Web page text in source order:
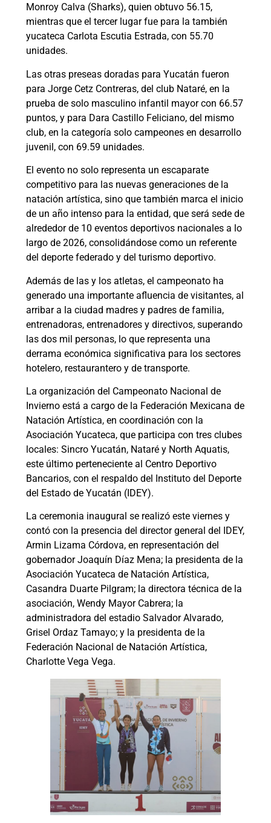
Monroy Calva (Sharks), quien obtuvo 56.15,
mientras que el tercer lugar fue para la también
yucateca Carlota Escutia Estrada, con 55.70
unidades.
Las otras preseas doradas para Yucatán fueron
para Jorge Cetz Contreras, del club Nataré, en la
prueba de solo masculino infantil mayor con 66.57
puntos, y para Dara Castillo Feliciano, del mismo
club, en la categoría solo campeones en desarrollo
juvenil, con 69.59 unidades.
El evento no solo representa un escaparate
competitivo para las nuevas generaciones de la
natación artística, sino que también marca el inicio
de un año intenso para la entidad, que será sede de
alrededor de 10 eventos deportivos nacionales a lo
largo de 2026, consolidándose como un referente
del deporte federado y del turismo deportivo.
Además de las y los atletas, el campeonato ha
generado una importante afluencia de visitantes, al
arribar a la ciudad madres y padres de familia,
entrenadoras, entrenadores y directivos, superando
las dos mil personas, lo que representa una
derrama económica significativa para los sectores
hotelero, restaurantero y de transporte.
La organización del Campeonato Nacional de
Invierno está a cargo de la Federación Mexicana de
Natación Artística, en coordinación con la
Asociación Yucateca, que participa con tres clubes
locales: Sincro Yucatán, Nataré y North Aquatis,
este último perteneciente al Centro Deportivo
Bancarios, con el respaldo del Instituto del Deporte
del Estado de Yucatán (IDEY).
La ceremonia inaugural se realizó este viernes y
contó con la presencia del director general del IDEY,
Armin Lizama Córdova, en representación del
gobernador Joaquín Díaz Mena; la presidenta de la
Asociación Yucateca de Natación Artística,
Casandra Duarte Pilgram; la directora técnica de la
asociación, Wendy Mayor Cabrera; la
administradora del estadio Salvador Alvarado,
Grisel Ordaz Tamayo; y la presidenta de la
Federación Nacional de Natación Artística,
Charlotte Vega Vega.